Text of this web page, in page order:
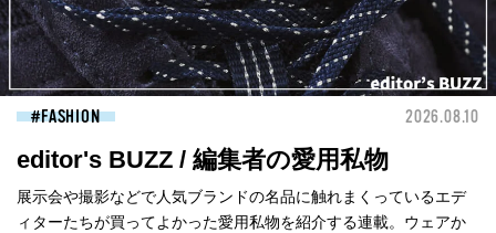
FASHION 2026.08.10
editor's BUZZ / 編集者の愛用私物
展示会や撮影などで人気ブランドの名品に触れまくっているエデ
ィターたちが買ってよかった愛用私物を紹介する連載。ウェアか